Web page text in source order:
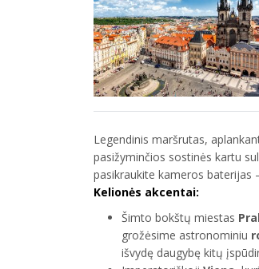
Legendinis maršrutas,
pasižyminčios sostinės kartu
pasikraukite kameros baterijas
Kelionės akcentai:
Šimto bokštų miestas
grožėsime astronominiu
išvydę daugybę kitų